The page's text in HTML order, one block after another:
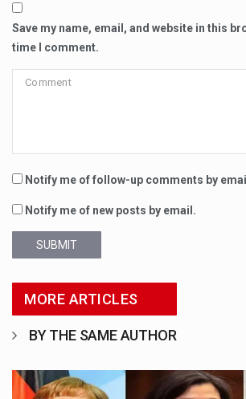
Save my name, email, and website in this
time I comment.
Notify me of follow-up comments by
Notify me of new posts by email.
SUBMIT
MORE ARTICLES
BY THE SAME AUTHOR